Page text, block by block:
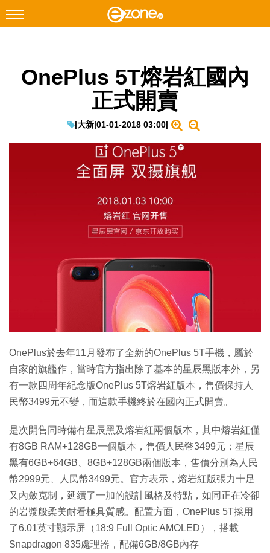
Facebook Instagram
遊戲動漫
生成式AI與雲端應用
Enterprise Digital Transformation
OnePlus 5T熔岩紅國內
正式開賣
|大新|01-01-2018 03:00|
OnePlus於去年11月發布了全新的OnePlus 5T手機，屬於
自家的旗艦作，當時官方指出除了基本的星辰黑版本外，另
有一款四周年紀念版OnePlus 5T熔岩紅版本，售價保持人
民幣3499元不變，而這款手機終於在國內正式開賣。
是次開售同時備有星辰黑及熔岩紅兩個版本，其中熔岩紅僅
有8GB RAM+128GB一個版本，售價人民幣3499元；星辰
黑有6GB+64GB、8GB+128GB兩個版本，售價分別為人民
幣2999元、人民幣3499元。官方表示，熔岩紅版張力十足
又內斂克制，延續了一加的設計風格及特點，如同正在冷卻
的岩漿般柔美耐看極具質感。配置方面，OnePlus 5T採用
了6.01英寸顯示屏（18:9 Full Optic AMOLED），搭載
Snapdragon 835處理器，配備6GB/8GB內存